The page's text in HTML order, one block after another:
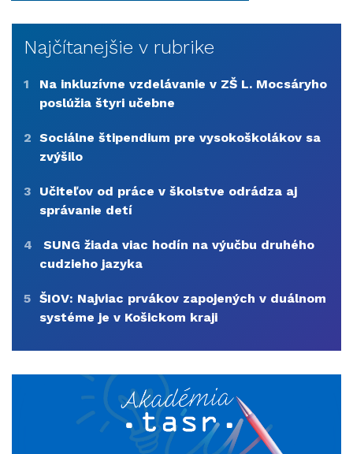
Najčítanejšie v rubrike
1
Na inkluzívne vzdelávanie v ZŠ L. Mocsáryho
poslúžia štyri učebne
2 Sociálne štipendium pre vysokoškolákov sa
zvýšilo
3
Učiteľov od práce v školstve odrádza aj
správanie detí
4
SUNG žiada viac hodín na výučbu druhého
cudzieho jazyka
5 ŠIOV: Najviac prvákov zapojených v duálnom
systéme je v Košickom kraji